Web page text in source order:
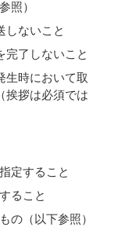
照）
しないこと
完了しないこと
生時において取
挨拶は必須では
定すること
ること
の（以下参照）